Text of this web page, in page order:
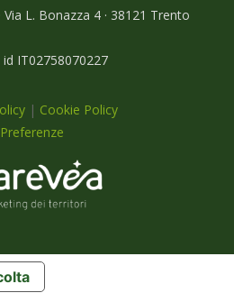
L. Bonazza 4 · 38121 Trento
id IT02758070227
| Cookie Policy
Preferenze